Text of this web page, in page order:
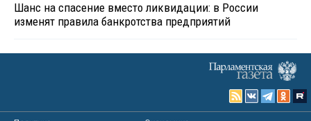
Шанс на спасение вместо ликвидации: в России
изменят правила банкротства предприятий